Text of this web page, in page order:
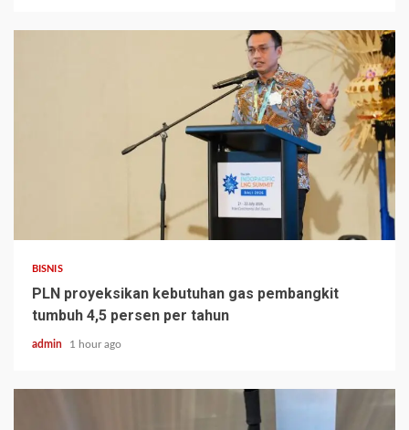
BISNIS
PLN proyeksikan kebutuhan gas pembangkit
tumbuh 4,5 persen per tahun
admin 1 hour ago